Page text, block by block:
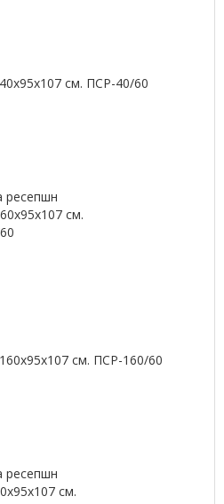
см. ПСР-40/60
см. ПСР-160/60